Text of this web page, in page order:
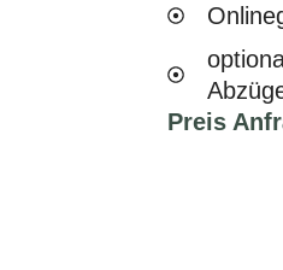
Preis